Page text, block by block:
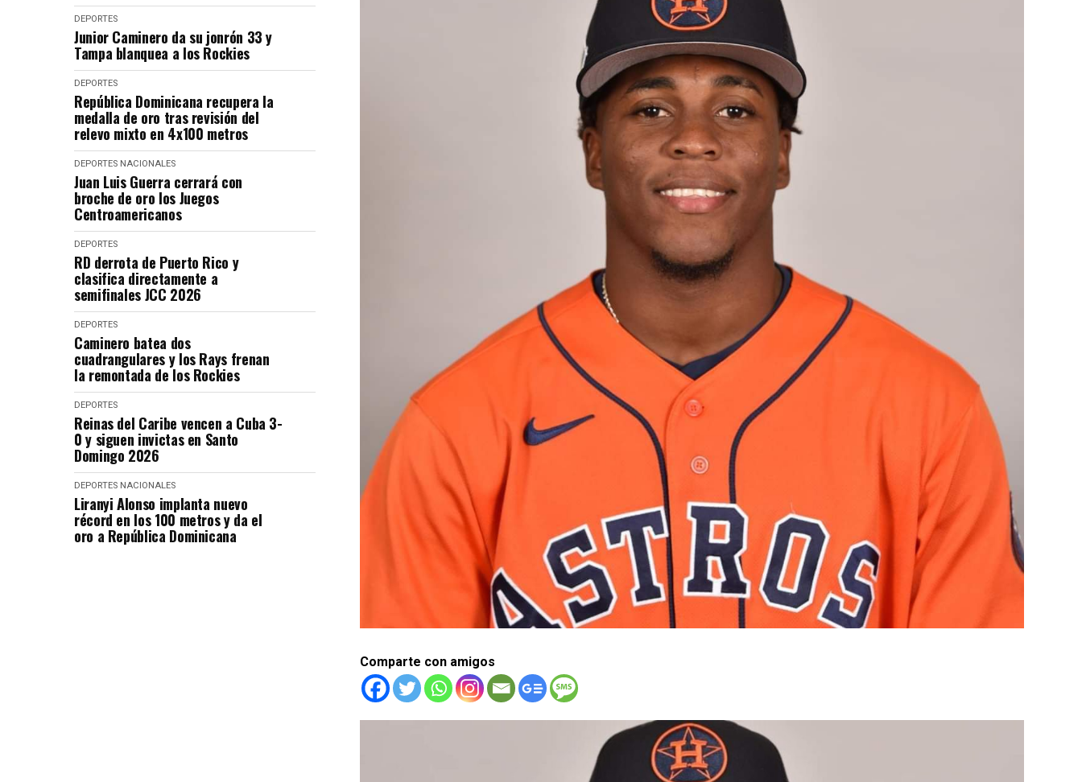
DEPORTES
Junior Caminero da su jonrón 33 y
Tampa blanquea a los Rockies
DEPORTES
República Dominicana recupera la
medalla de oro tras revisión del
relevo mixto en 4x100 metros
DEPORTES NACIONALES
Juan Luis Guerra cerrará con
broche de oro los Juegos
Centroamericanos
DEPORTES
RD derrota de Puerto Rico y
clasifica directamente a
semifinales JCC 2026
DEPORTES
Caminero batea dos
cuadrangulares y los Rays frenan
la remontada de los Rockies
DEPORTES
Reinas del Caribe vencen a Cuba 3-
0 y siguen invictas en Santo
Domingo 2026
DEPORTES NACIONALES
Liranyi Alonso implanta nuevo
récord en los 100 metros y da el
oro a República Dominicana
Comparte con amigos